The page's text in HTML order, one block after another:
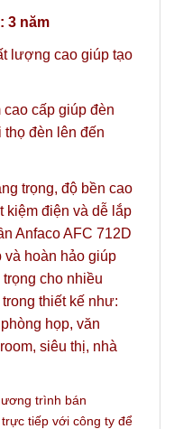
3 năm
lượng cao giúp tạo
cấp giúp đèn
thọ đèn lên đến
trọng, độ bền cao
kiệm điện và dễ lắp
Anfaco AFC 712D
hoàn hảo giúp
cho nhiều
thiết kế như:
họp, văn
siêu thị, nhà
trình bán
tiếp với công ty để